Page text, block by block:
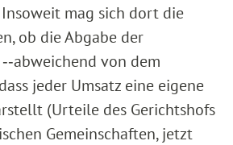
Insoweit mag sich dort die
ob die Abgabe der
von dem
jeder Umsatz eine eigene
(Urteile des Gerichtshofs
Gemeinschaften, jetzt